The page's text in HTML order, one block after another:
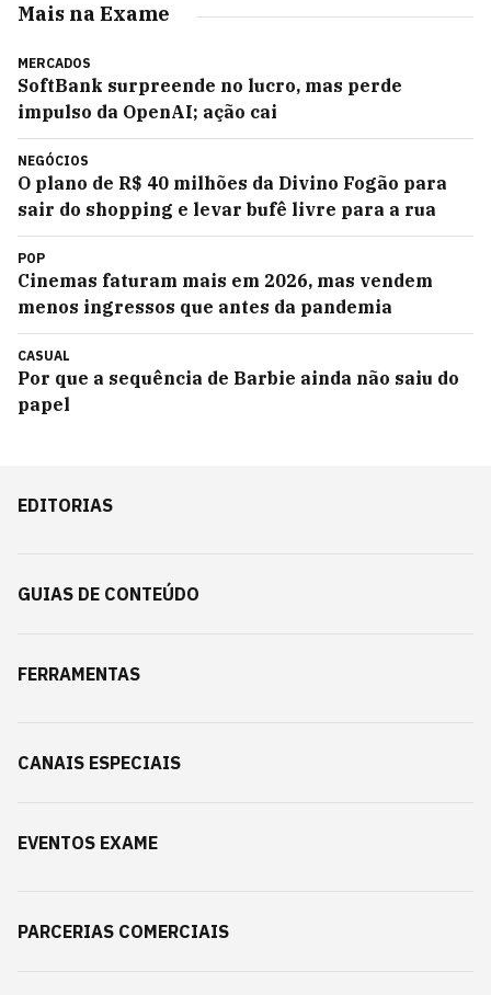
Mais na Exame
MERCADOS
SoftBank surpreende no lucro, mas perde
impulso da OpenAI; ação cai
NEGÓCIOS
O plano de R$ 40 milhões da Divino Fogão para
sair do shopping e levar bufê livre para a rua
POP
Cinemas faturam mais em 2026, mas vendem
menos ingressos que antes da pandemia
CASUAL
Por que a sequência de Barbie ainda não saiu do
papel
EDITORIAS
GUIAS DE CONTEÚDO
FERRAMENTAS
CANAIS ESPECIAIS
EVENTOS EXAME
PARCERIAS COMERCIAIS